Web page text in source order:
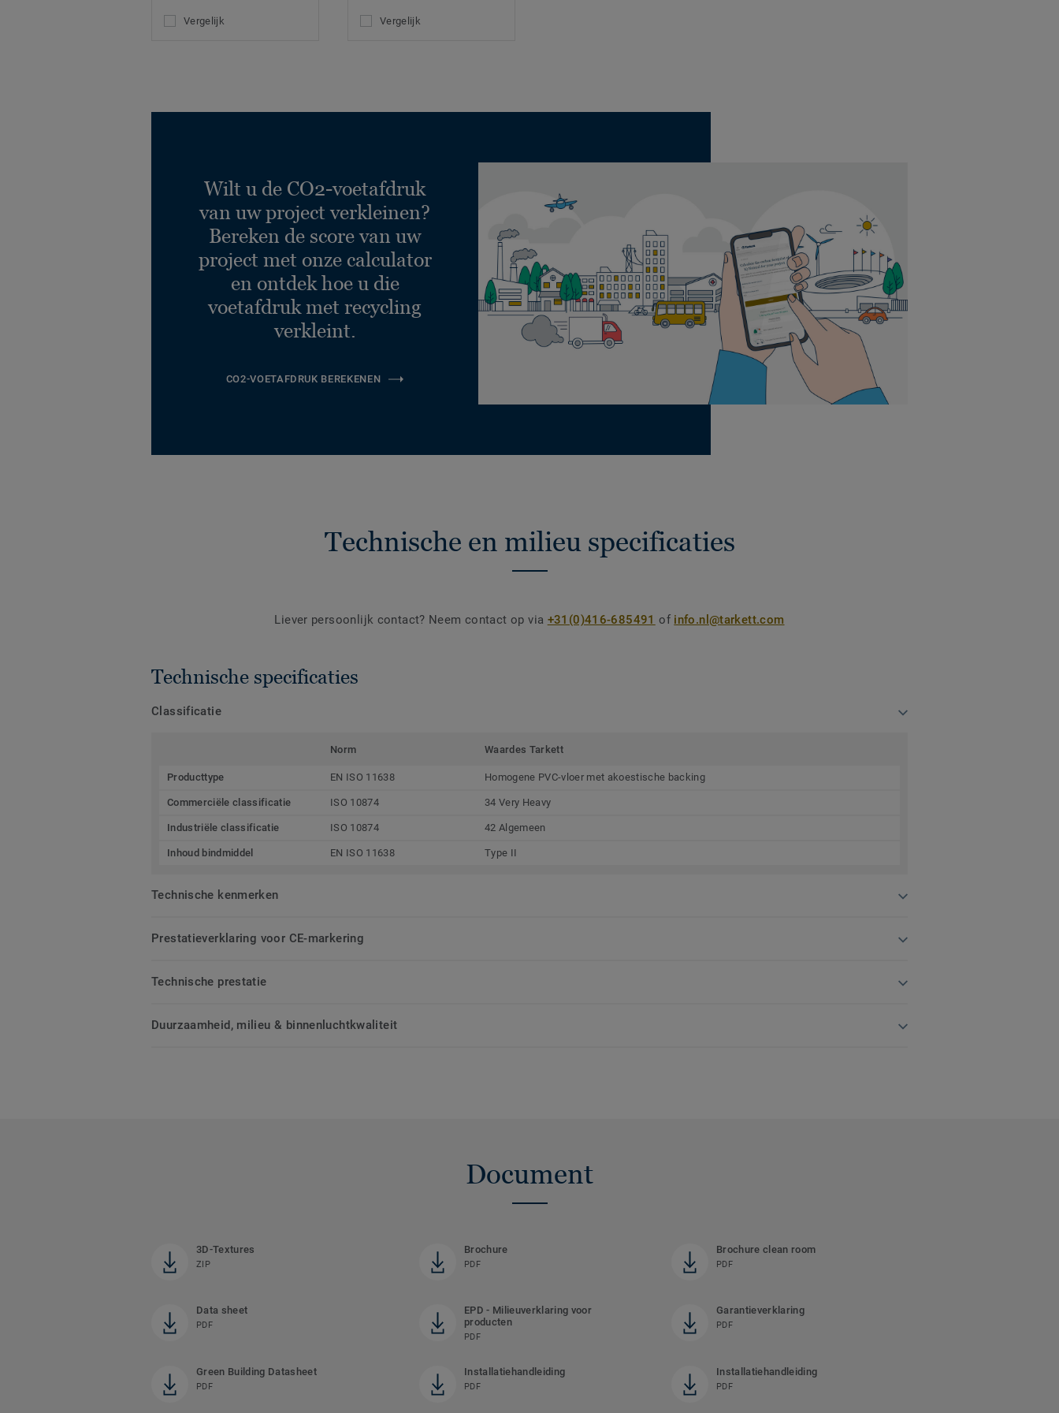
Vergelijk Vergelijk
Wilt u de CO2-voetafdruk
van uw project verkleinen?
Bereken de score van uw
project met onze calculator
en ontdek hoe u die
voetafdruk met recycling
verkleint.
CO2-VOETAFDRUK BEREKENEN
Technische en milieu specificaties
Liever persoonlijk contact? Neem contact op via +31(0)416-685491 of info.nl@tarkett.com
Technische specificaties
Classificatie
Norm Waardes Tarkett
Producttype EN ISO 11638 Homogene PVC-vloer met akoestische backing
Commerciële classificatie ISO 10874 34 Very Heavy
Industriële classificatie ISO 10874 42 Algemeen
Inhoud bindmiddel EN ISO 11638 Type II
Technische kenmerken
Prestatieverklaring voor CE-markering
Technische prestatie
Duurzaamheid, milieu & binnenluchtkwaliteit
Document
3D-Textures
ZIP
Brochure
PDF
Brochure clean room
PDF
Data sheet
PDF
EPD - Milieuverklaring voor
producten
PDF
Garantieverklaring
PDF
Green Building Datasheet
PDF
Installatiehandleiding
PDF
Installatiehandleiding
PDF